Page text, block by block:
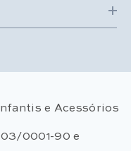
e Acessórios
0001-90 e